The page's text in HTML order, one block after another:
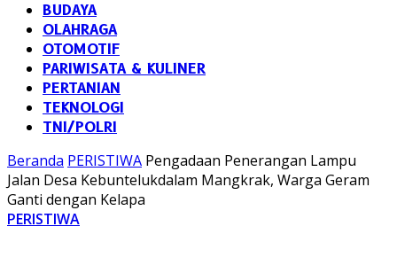
BUDAYA
OLAHRAGA
OTOMOTIF
PARIWISATA & KULINER
PERTANIAN
TEKNOLOGI
TNI/POLRI
Beranda PERISTIWA Pengadaan Penerangan Lampu
Jalan Desa Kebuntelukdalam Mangkrak, Warga Geram
Ganti dengan Kelapa
PERISTIWA